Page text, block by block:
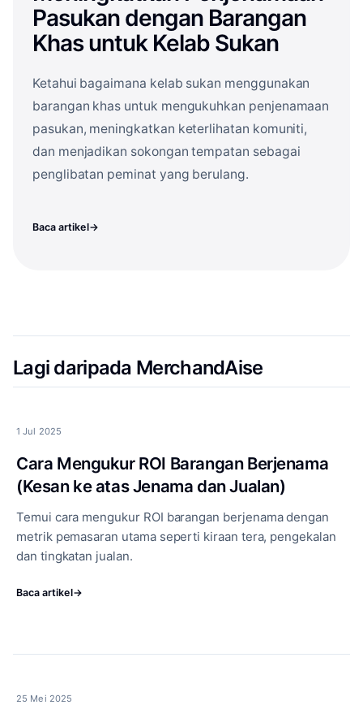
Pasukan dengan Barangan
Khas untuk Kelab Sukan
Ketahui bagaimana kelab sukan menggunakan
barangan khas untuk mengukuhkan penjenamaan
pasukan, meningkatkan keterlihatan komuniti,
dan menjadikan sokongan tempatan sebagai
penglibatan peminat yang berulang.
Baca artikel→
Lagi daripada MerchandAise
1 Jul 2025
Cara Mengukur ROI Barangan Berjenama
(Kesan ke atas Jenama dan Jualan)
Temui cara mengukur ROI barangan berjenama dengan
metrik pemasaran utama seperti kiraan tera, pengekalan
dan tingkatan jualan.
Baca artikel→
25 Mei 2025